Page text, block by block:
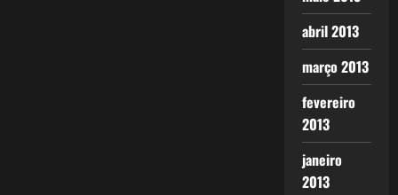
abril 2013
março 2013
fevereiro
2013
janeiro
2013